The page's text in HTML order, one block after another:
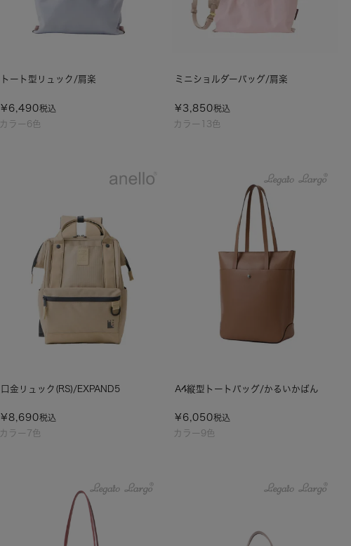
カラー6色
トート型リュック/肩楽
¥ 6,490税込
カラー13色
ミニショルダーバッグ/肩楽
¥ 3,850税込
カラー7色
口金リュック(RS)/EXPAND5
¥8,690税込
カラー9色
A4縦型トートバッグ/かるいかばん
¥ 6,050税込